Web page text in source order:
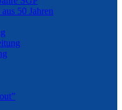
50 Jahren